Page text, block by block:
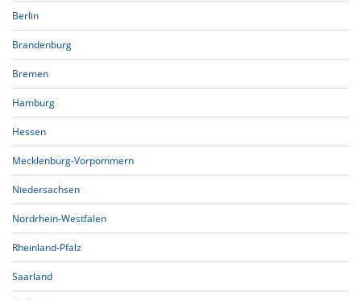
Berlin
Brandenburg
Bremen
Hamburg
Hessen
Mecklenburg-Vorpommern
Niedersachsen
Nordrhein-Westfalen
Rheinland-Pfalz
Saarland